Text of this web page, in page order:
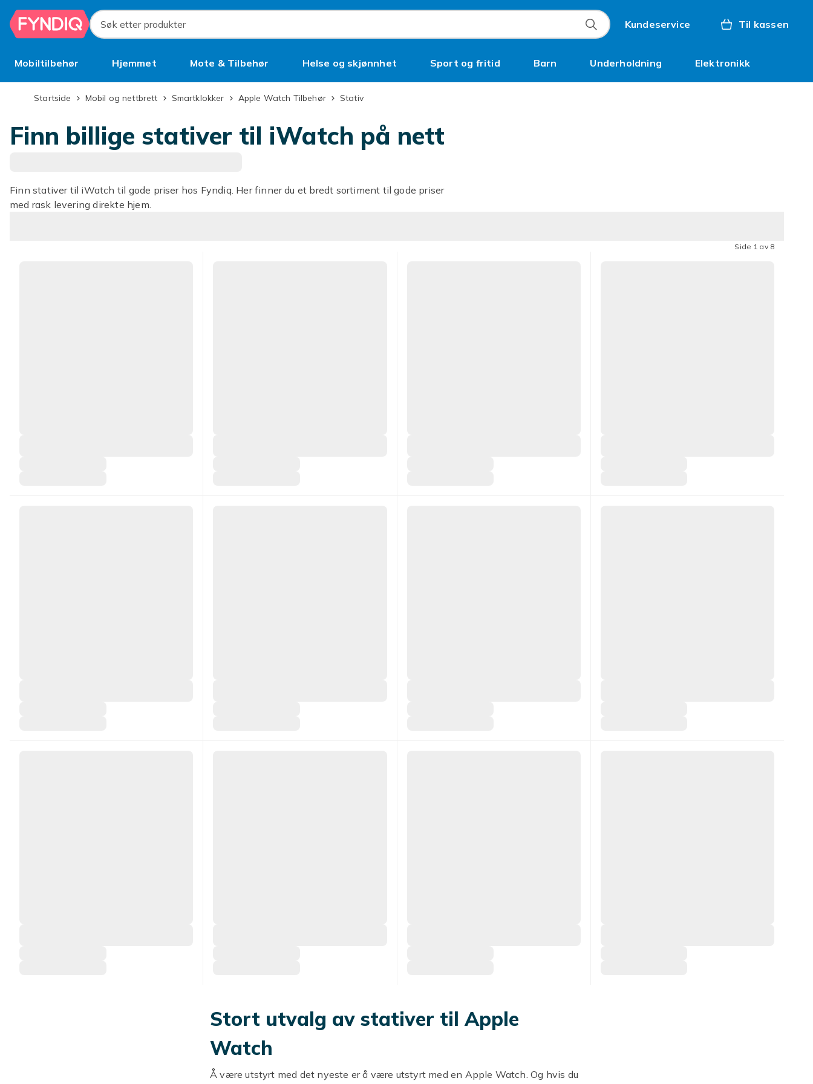
Hopp til hovedinnhold
Søk etter produkter
Kundeservice Til kassen
Mobiltilbehør Hjemmet Mote & Tilbehør Helse og skjønnhet Sport og fritid Barn Underholdning Elektronikk
BruktStartside Mobil og nettbrett Smartklokker Apple Watch Tilbehør Stativ
Finn billige stativer til iWatch på nett
Finn stativer til iWatch til gode priser hos Fyndiq. Her finner du et bredt sortiment til gode priser
med rask levering direkte hjem.
Side 1 av 8
Stort utvalg av stativer til Apple
Watch
Å være utstyrt med det nyeste er å være utstyrt med en Apple Watch. Og hvis du